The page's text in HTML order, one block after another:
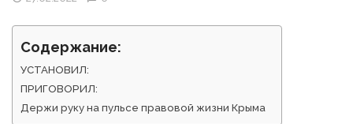
Содержание:
УСТАНОВИЛ:
ПРИГОВОРИЛ:
Держи руку на пульсе правовой жизни Крыма